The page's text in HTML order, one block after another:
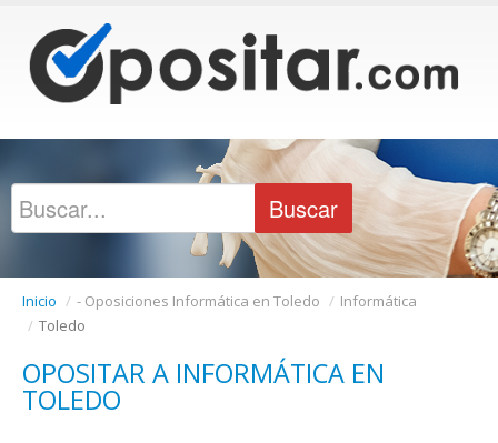
Inicio / - Oposiciones Informática en Toledo / Informática
/ Toledo
OPOSITAR A INFORMÁTICA EN
TOLEDO